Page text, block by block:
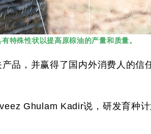
特殊性状以提高原棕油的产量和质量。
品，并赢得了国内外消费人的
Ghulam Kadir说，研发育种